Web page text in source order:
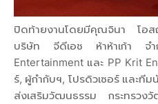
ปิดท้ายงานโดยมีคุณจินา โอส
บริษัท จีดีเอช ห้าห้าเก้า จ
Entertainment และ PP Krit
ร์, ผู้กำกับฯ, โปรดิวเซอร์ และ
ส่งเสริมวัฒนธรรม กระทรวง